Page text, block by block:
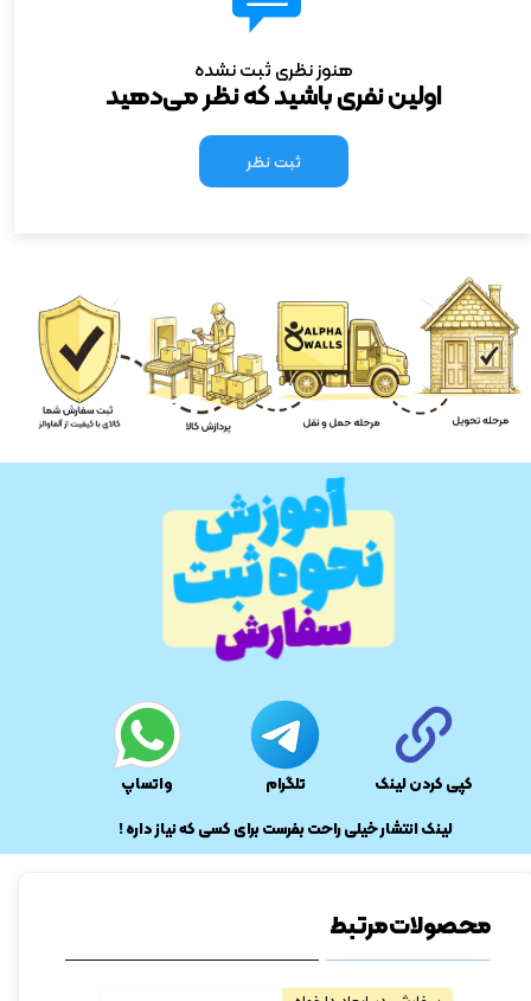
هنوز نظری ثبت نشده
اولین نفری باشید که نظر می‌دهید
ثبت نظر
کپی کردن لینک تلگرام
واتساپ
​لینک انتشار خیلی راحت بفرست برای کسی که نیاز داره !
محصولات مرتبط